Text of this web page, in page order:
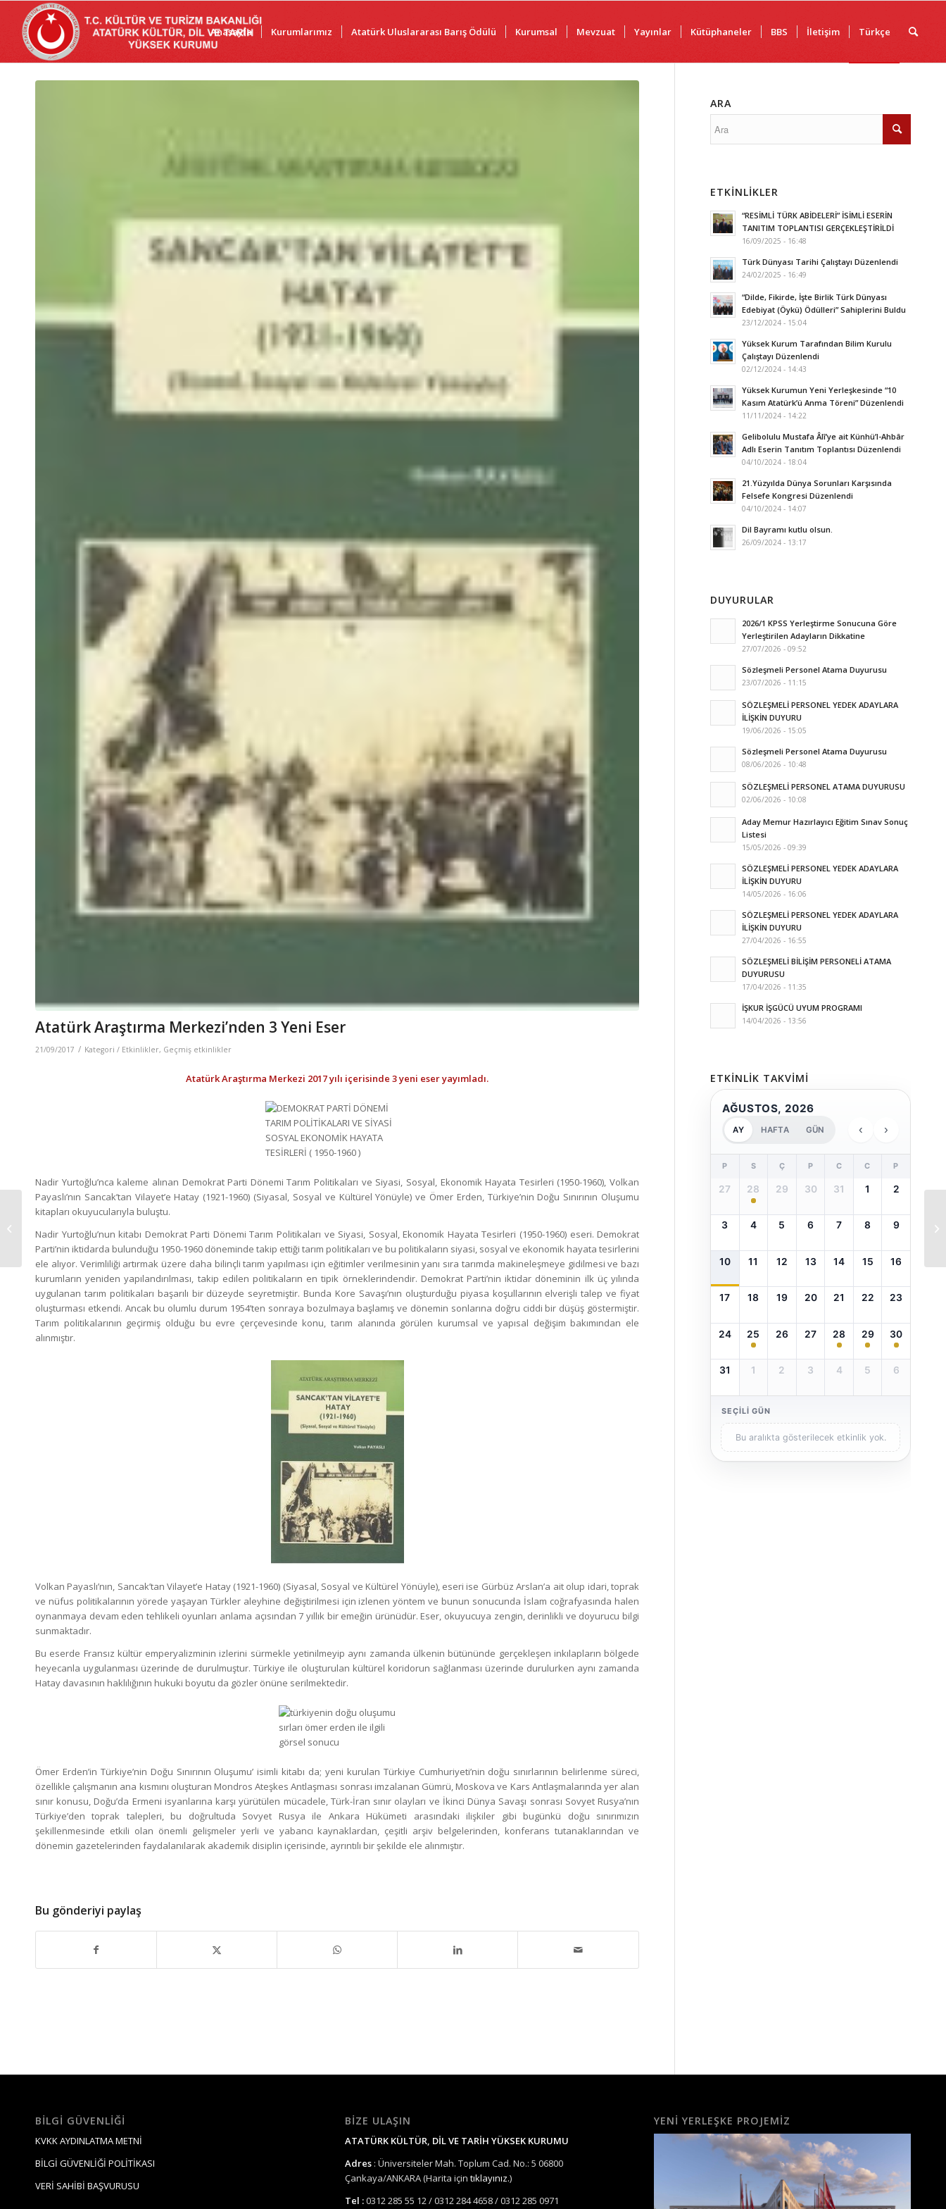
Anasayfa Kurumlarımız Atatürk Uluslararası Barış Ödülü Kurumsal Mevzuat Yayınlar Kütüphaneler BBS İletişim Türkçe
Atatürk Araştırma Merkezi’nden 3 Yeni Eser
21/09/2017 / Kategori / Etkinlikler, Geçmiş etkinlikler
Atatürk Araştırma Merkezi 2017 yılı içerisinde 3 yeni eser yayımladı.
Nadir Yurtoğlu’nca kaleme alınan Demokrat Parti Dönemi Tarım Politikaları ve Siyasi, Sosyal, Ekonomik Hayata Tesirleri (1950-1960), Volkan
Payaslı’nın Sancak’tan Vilayet’e Hatay (1921-1960) (Siyasal, Sosyal ve Kültürel Yönüyle) ve Ömer Erden, Türkiye’nin Doğu Sınırının Oluşumu
kitapları okuyucularıyla buluştu.
Nadir Yurtoğlu’nun kitabı Demokrat Parti Dönemi Tarım Politikaları ve Siyasi, Sosyal, Ekonomik Hayata Tesirleri (1950-1960) eseri. Demokrat
Parti’nin iktidarda bulunduğu 1950-1960 döneminde takip ettiği tarım politikaları ve bu politikaların siyasi, sosyal ve ekonomik hayata tesirlerini
ele alıyor. Verimliliği artırmak üzere daha bilinçli tarım yapılması için eğitimler verilmesinin yanı sıra tarımda makineleşmeye gidilmesi ve bazı
kurumların yeniden yapılandırılması, takip edilen politikaların en tipik örneklerindendir. Demokrat Parti’nin iktidar döneminin ilk üç yılında
uygulanan tarım politikaları başarılı bir düzeyde seyretmiştir. Bunda Kore Savaşı’nın oluşturduğu piyasa koşullarının elverişli talep ve fiyat
oluşturması etkendi. Ancak bu olumlu durum 1954’ten sonraya bozulmaya başlamış ve dönemin sonlarına doğru ciddi bir düşüş göstermiştir.
Tarım politikalarının geçirmiş olduğu bu evre çerçevesinde konu, tarım alanında görülen kurumsal ve yapısal değişim bakımından ele
alınmıştır.
Volkan Payaslı’nın, Sancak’tan Vilayet’e Hatay (1921-1960) (Siyasal, Sosyal ve Kültürel Yönüyle), eseri ise Gürbüz Arslan’a ait olup idari, toprak
ve nüfus politikalarının yörede yaşayan Türkler aleyhine değiştirilmesi için izlenen yöntem ve bunun sonucunda İslam coğrafyasında halen
oynanmaya devam eden tehlikeli oyunları anlama açısından 7 yıllık bir emeğin ürünüdür. Eser, okuyucuya zengin, derinlikli ve doyurucu bilgi
sunmaktadır.
Bu eserde Fransız kültür emperyalizminin izlerini sürmekle yetinilmeyip aynı zamanda ülkenin bütününde gerçekleşen inkılapların bölgede
heyecanla uygulanması üzerinde de durulmuştur. Türkiye ile oluşturulan kültürel koridorun sağlanması üzerinde durulurken aynı zamanda
Hatay davasının haklılığının hukuki boyutu da gözler önüne serilmektedir.
Ömer Erden’in Türkiye’nin Doğu Sınırının Oluşumu’ isimli kitabı da; yeni kurulan Türkiye Cumhuriyeti’nin doğu sınırlarının belirlenme süreci,
özellikle çalışmanın ana kısmını oluşturan Mondros Ateşkes Antlaşması sonrası imzalanan Gümrü, Moskova ve Kars Antlaşmalarında yer alan
sınır konusu, Doğu’da Ermeni isyanlarına karşı yürütülen mücadele, Türk-İran sınır olayları ve İkinci Dünya Savaşı sonrası Sovyet Rusya’nın
Türkiye’den toprak talepleri, bu doğrultuda Sovyet Rusya ile Ankara Hükümeti arasındaki ilişkiler gibi bugünkü doğu sınırımızın
şekillenmesinde etkili olan önemli gelişmeler yerli ve yabancı kaynaklardan, çeşitli arşiv belgelerinden, konferans tutanaklarından ve
dönemin gazetelerinden faydalanılarak akademik disiplin içerisinde, ayrıntılı bir şekilde ele alınmıştır.
Bu gönderiyi paylaş
ARA
ETKINLIKLER
“RESİMLİ TÜRK ABİDELERİ” İSİMLİ ESERİN
TANITIM TOPLANTISI GERÇEKLEŞTİRİLDİ
16/09/2025 - 16:48
Türk Dünyası Tarihi Çalıştayı Düzenlendi
24/02/2025 - 16:49
“Dilde, Fikirde, İşte Birlik Türk Dünyası
Edebiyat (Öykü) Ödülleri” Sahiplerini Buldu
23/12/2024 - 15:04
Yüksek Kurum Tarafından Bilim Kurulu
Çalıştayı Düzenlendi
02/12/2024 - 14:43
Yüksek Kurumun Yeni Yerleşkesinde “10
Kasım Atatürk’ü Anma Töreni” Düzenlendi
11/11/2024 - 14:22
Gelibolulu Mustafa Âlî’ye ait Künhü’l-Ahbâr
Adlı Eserin Tanıtım Toplantısı Düzenlendi
04/10/2024 - 18:04
21.Yüzyılda Dünya Sorunları Karşısında
Felsefe Kongresi Düzenlendi
04/10/2024 - 14:07
Dil Bayramı kutlu olsun.
26/09/2024 - 13:17
DUYURULAR
2026/1 KPSS Yerleştirme Sonucuna Göre
Yerleştirilen Adayların Dikkatine
27/07/2026 - 09:52
Sözleşmeli Personel Atama Duyurusu
23/07/2026 - 11:15
SÖZLEŞMELİ PERSONEL YEDEK ADAYLARA
İLİŞKİN DUYURU
19/06/2026 - 15:05
Sözleşmeli Personel Atama Duyurusu
08/06/2026 - 10:48
SÖZLEŞMELİ PERSONEL ATAMA DUYURUSU
02/06/2026 - 10:08
Aday Memur Hazırlayıcı Eğitim Sınav Sonuç
Listesi
15/05/2026 - 09:39
SÖZLEŞMELİ PERSONEL YEDEK ADAYLARA
İLİŞKİN DUYURU
14/05/2026 - 16:06
SÖZLEŞMELİ PERSONEL YEDEK ADAYLARA
İLİŞKİN DUYURU
27/04/2026 - 16:55
SÖZLEŞMELİ BİLİŞİM PERSONELİ ATAMA
DUYURUSU
17/04/2026 - 11:35
İŞKUR İŞGÜCÜ UYUM PROGRAMI
14/04/2026 - 13:56
ETKINLIK TAKVIMI
AĞUSTOS, 2026
AY HAFTA GÜN ‹ ›
P S Ç P C C P
27 28 29 30 31 1 2
3 4 5 6 7 8 9
10 11 12 13 14 15 16
17 18 19 20 21 22 23
24 25 26 27 28 29 30
31 1 2 3 4 5 6
SEÇILI GÜN
Bu aralıkta gösterilecek etkinlik yok.
BILGI GÜVENLIĞI
KVKK AYDINLATMA METNİ
BİLGİ GÜVENLİĞİ POLİTİKASI
VERİ SAHİBİ BAŞVURUSU
BIZE ULAŞIN
ATATÜRK KÜLTÜR, DİL VE TARİH YÜKSEK KURUMU
Adres : Üniversiteler Mah. Toplum Cad. No.: 5 06800
Çankaya/ANKARA (Harita için tıklayınız.)
Tel :0312 285 55 12 / 0312 284 4658 / 0312 285 0971
YENI YERLEŞKE PROJEMIZ
İpek Yolunda Türk
Gezisi Tamamlandı.